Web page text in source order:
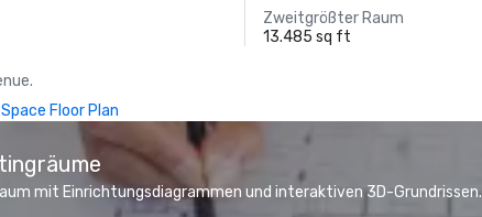
Zweitgrößter Raum
13.485 sq ft
Floor Plan
mit Einrichtungsdiagrammen und interaktiven 3D-Grundrissen.